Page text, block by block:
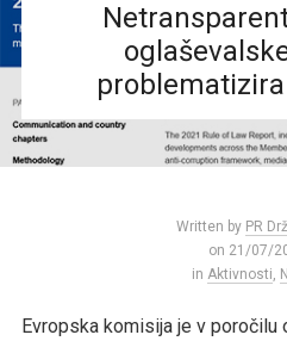
Written by PR
on 21/07/
in Aktivnosti,
Evropska komisija je v poročilu